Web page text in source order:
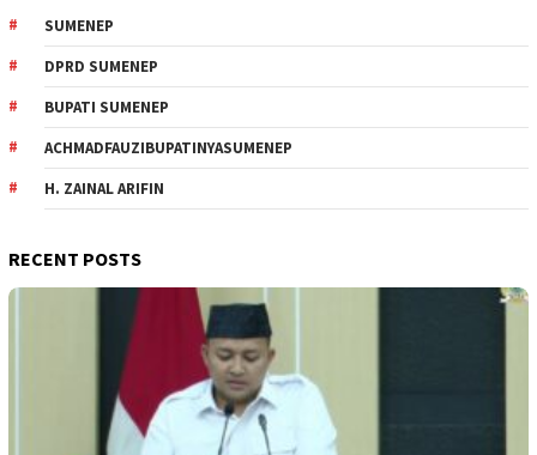
SUMENEP
DPRD SUMENEP
BUPATI SUMENEP
ACHMADFAUZIBUPATINYASUMENEP
H. ZAINAL ARIFIN
RECENT POSTS